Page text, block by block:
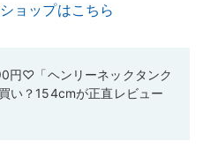
ョップはこちら
円♡「ヘンリーネックタンク
い？154cmが正直レビュー